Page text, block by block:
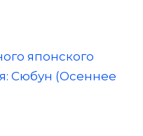
японского
Сюбун (Осеннее